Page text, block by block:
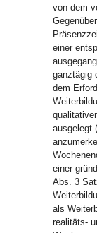
von dem
einer
ganztägig
dem
ausgelegt
einer
Abs. 3
als
realitäts-